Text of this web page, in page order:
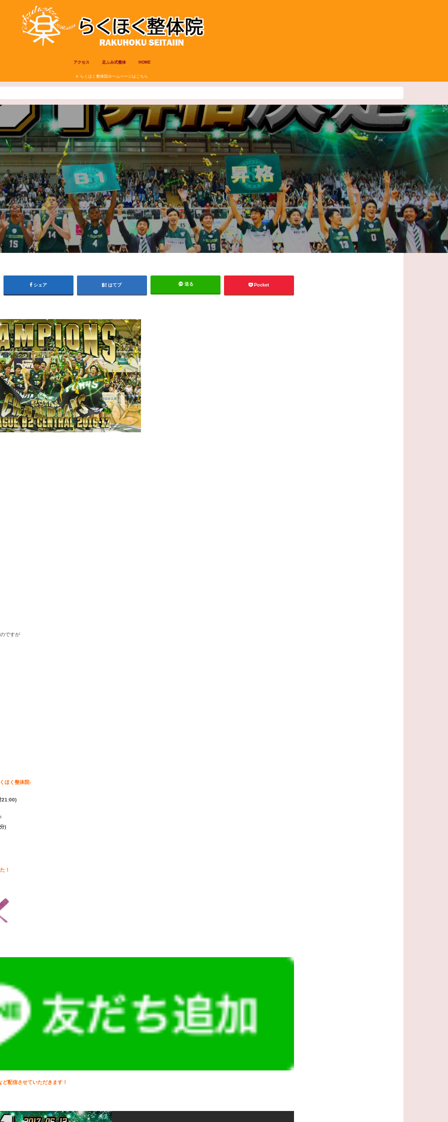
アクセス 足ふみ式整体 HOME
らくほく整体院ホームページはこちら
シェア はてブ 送る Pocket
ですが
ほく整体院-
21:00)
)
！
配信させていただきます！